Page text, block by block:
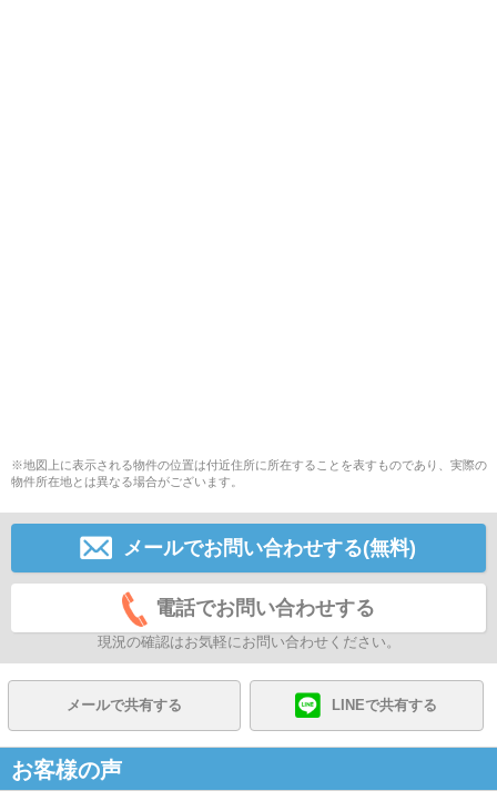
※地図上に表示される物件の位置は付近住所に所在することを表すものであり、実際の
物件所在地とは異なる場合がございます。
メールでお問い合わせする(無料)
電話でお問い合わせする
現況の確認はお気軽にお問い合わせください。
メールで共有する LINEで共有する
お客様の声